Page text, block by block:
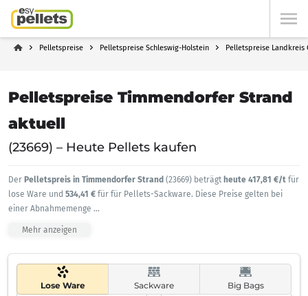
Pelletspreise Pelletspreise Schleswig-Holstein Pelletspreise Landkreis
Pelletspreise Timmendorfer Strand
aktuell
(23669) – Heute Pellets kaufen
Der Pelletspreis in Timmendorfer Strand (23669) beträgt heute 417,81 €/t für
lose Ware und 534,41 € für für Pellets-Sackware. Diese Preise gelten bei
einer Abnahmemenge ...
Mehr anzeigen
Lose Ware Sackware Big Bags